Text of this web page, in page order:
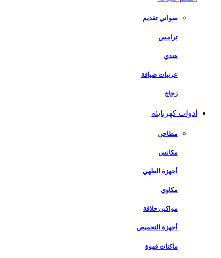
صواني تقديم
ترامس
هندي
عربيات ضيافة
زجاج
أدوات كهربايئة
مطاحن
مكانس
أجهزة الطهي
مكاوي
مواكين حلاقة
أجهزة التحميص
ماكنات قهوة